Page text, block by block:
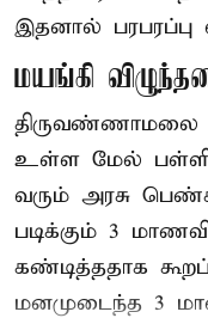
இதனால் பரபரப்பு
மயங்கி
திருவண்ணாமலை
உள்ள மேல்
வரும் அரசு
படிக்கும் 3
கண்டித்ததாக
மனமுடைந்த 3